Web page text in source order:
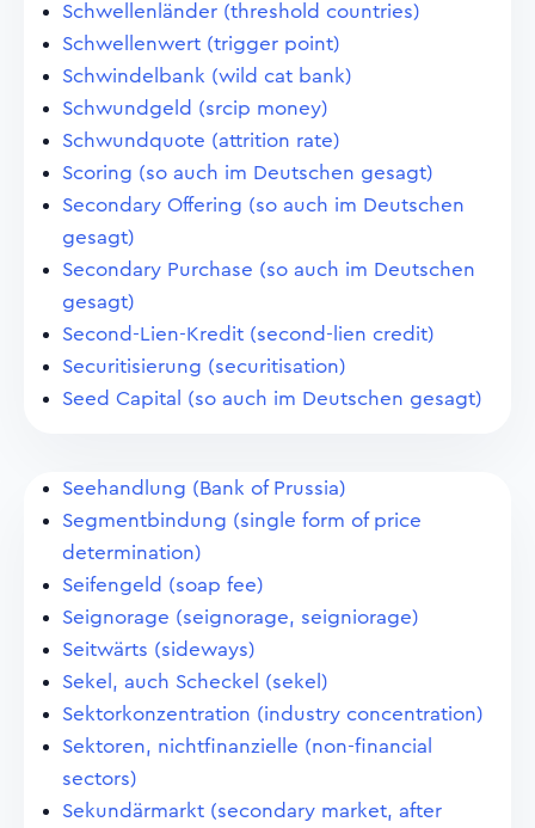
Schwellenländer (threshold countries)
Schwellenwert (trigger point)
Schwindelbank (wild cat bank)
Schwundgeld (srcip money)
Schwundquote (attrition rate)
Scoring (so auch im Deutschen gesagt)
Secondary Offering (so auch im Deutschen
gesagt)
Secondary Purchase (so auch im Deutschen
gesagt)
Second-Lien-Kredit (second-lien credit)
Securitisierung (securitisation)
Seed Capital (so auch im Deutschen gesagt)
Seehandlung (Bank of Prussia)
Segmentbindung (single form of price
determination)
Seifengeld (soap fee)
Seignorage (seignorage, seigniorage)
Seitwärts (sideways)
Sekel, auch Scheckel (sekel)
Sektorkonzentration (industry concentration)
Sektoren, nichtfinanzielle (non-financial
sectors)
Sekundärmarkt (secondary market, after